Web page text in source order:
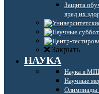
Защита
вред их
Закрыть
НАУКА
Наука в
Научные